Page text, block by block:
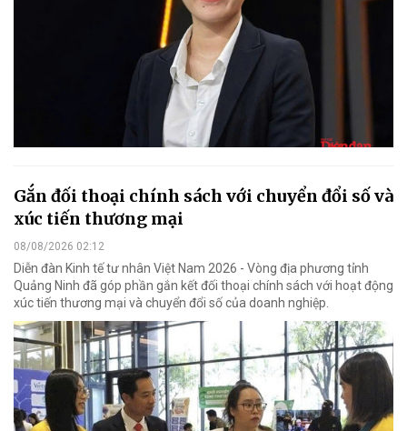
Gắn đối thoại chính sách với chuyển đổi số và
xúc tiến thương mại
08/08/2026 02:12
Diễn đàn Kinh tế tư nhân Việt Nam 2026 - Vòng địa phương tỉnh
Quảng Ninh đã góp phần gắn kết đối thoại chính sách với hoạt động
xúc tiến thương mại và chuyển đổi số của doanh nghiệp.